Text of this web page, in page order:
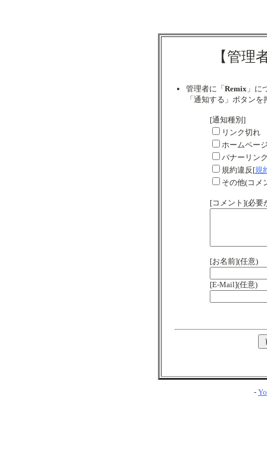
【管理
管理者に「 Remix 」に
「通知する」ボタン
[通知種別]
リンク切れ
ホームペー
バナーリン
規約違反[規
その他(コメ
[コメント](必要
[お名前](任意)
[E-Mail](任意)
-